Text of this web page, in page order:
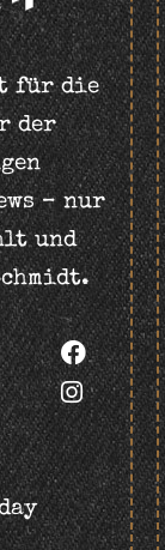
für die
der
– nur
und